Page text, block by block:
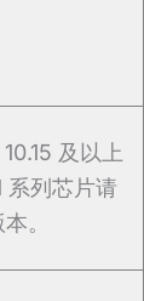
及以上
列芯片请
。